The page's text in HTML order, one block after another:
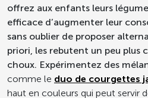
offrez aux enfants leurs
efficace d’augmenter leur
sans oublier de proposer
priori, les rebutent un peu plus
choux. Expérimentez des
comme le duo de courgettes
haut en couleurs qui peut servir